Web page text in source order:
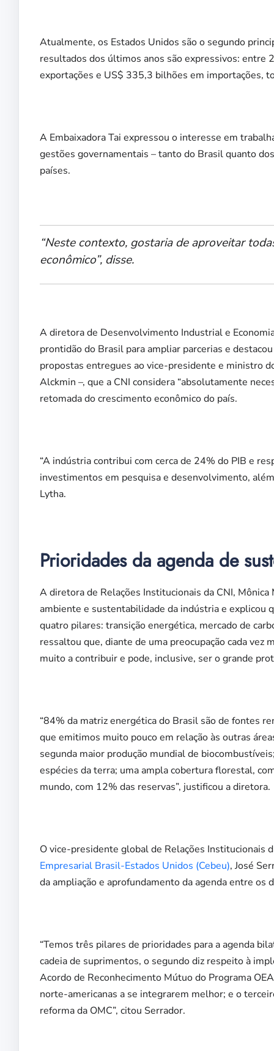
Atualmente, os Estados Unidos são o segundo
resultados dos últimos anos são expressivos:
exportações e US$ 335,3 bilhões em importações,
A Embaixadora Tai expressou o interesse em
gestões governamentais – tanto do Brasil quanto
países.
“Neste contexto, gostaria de aproveitar
econômico”, disse.
A diretora de Desenvolvimento Industrial e
prontidão do Brasil para ampliar parcerias e
propostas entregues ao vice-presidente e ministro
Alckmin –, que a CNI considera “absolutamente
retomada do crescimento econômico do país.
“A indústria contribui com cerca de 24% do PIB e
investimentos em pesquisa e desenvolvimento,
Lytha.
Prioridades da agenda de
A diretora de Relações Institucionais da CNI,
ambiente e sustentabilidade da indústria e explicou
quatro pilares: transição energética, mercado de
ressaltou que, diante de uma preocupação cada vez
muito a contribuir e pode, inclusive, ser o grande
“84% da matriz energética do Brasil são de fontes
que emitimos muito pouco em relação às outras
segunda maior produção mundial de
espécies da terra; uma ampla cobertura florestal,
mundo, com 12% das reservas”, justificou a diretora.
O vice-presidente global de Relações Institucionais
Empresarial Brasil-Estados Unidos (Cebeu), José
da ampliação e aprofundamento da agenda entre os
“Temos três pilares de prioridades para a agenda
cadeia de suprimentos, o segundo diz respeito à
Acordo de Reconhecimento Mútuo do Programa
norte-americanas a se integrarem melhor; e o
reforma da OMC”, citou Serrador.